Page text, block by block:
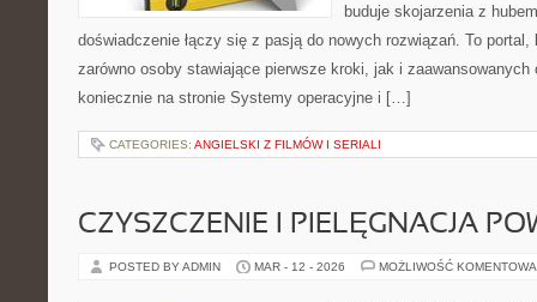
buduje skojarzenia z
doświadczenie łączy się z pasją do nowych rozwiązań. To
zarówno osoby stawiające pierwsze kroki, jak i zaawansowanych
koniecznie na stronie Systemy operacyjne i […]
CATEGORIES: ANGIELSKI Z FILMÓW I SERIALI
CZYSZCZENIE I PIELĘGNACJA
POSTED BY ADMIN MAR - 12 - 2026 MOŻLIWOŚĆ